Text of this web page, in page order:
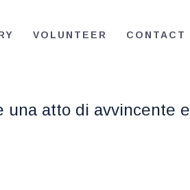
VOLUNTEER CONTACT
una atto di avvincente e